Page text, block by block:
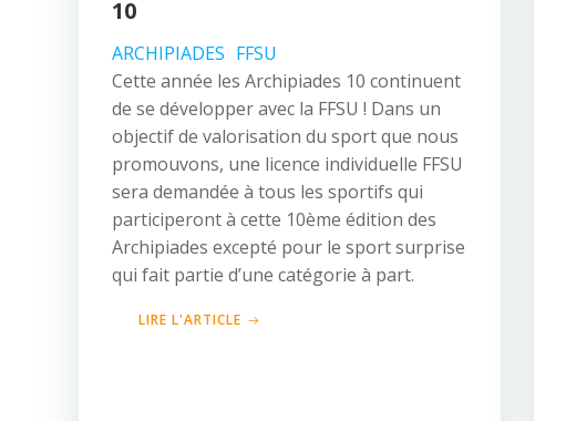
10
ARCHIPIADES FFSU
Cette année les Archipiades 10 continuent
de se développer avec la FFSU ! Dans un
objectif de valorisation du sport que nous
promouvons, une licence individuelle FFSU
sera demandée à tous les sportifs qui
participeront à cette 10ème édition des
Archipiades excepté pour le sport surprise
qui fait partie d’une catégorie à part.
LIRE L'ARTICLE